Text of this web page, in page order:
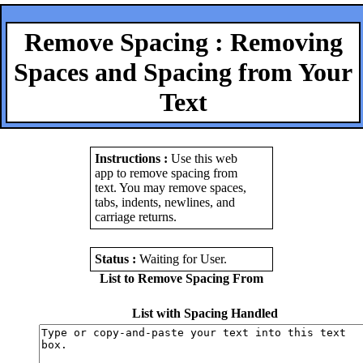
Remove Spacing : Removing
Spaces and Spacing from Your
Text
Instructions : Use this web
app to remove spacing from
text. You may remove spaces,
tabs, indents, newlines, and
carriage returns.
Status : Waiting for User.
List to Remove Spacing From
List with Spacing Handled